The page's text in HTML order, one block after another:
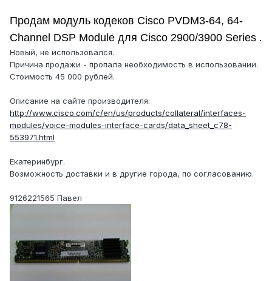
Продам модуль кодеков Cisco PVDM3-64, 64-
Channel DSP Module для Cisco 2900/3900 Series .
Новый, не использовался.
Причина продажи - пропала необходимость в использовании.
Стоимость 45 000 рублей.
Описание на сайте производителя:
http://www.cisco.com/c/en/us/products/collateral/interfaces-
modules/voice-modules-interface-cards/data_sheet_c78-
553971.html
Екатеринбург.
Возможность доставки и в другие города, по согласованию.
9126221565 Павел